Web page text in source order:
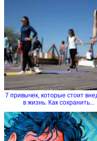
7 привычек, которые стоит
в жизнь. Как сохранить...